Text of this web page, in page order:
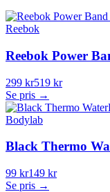
Reebok
Reebok Power
299 kr519 kr
Se pris →
Bodylab
Black Thermo
99 kr149 kr
Se pris →